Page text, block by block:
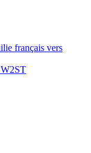
français vers